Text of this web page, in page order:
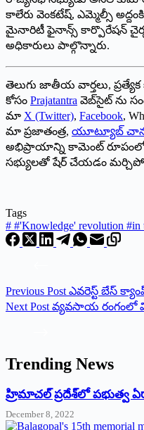
కాలేరు వెంకటేష్, ఎమ్మెల్సీ
మైనారిటీ ఫైనాన్స్ కార్పొరేషన్
అధికారులు పాల్గొన్నారు.
తెలుగు జాతీయ వార్తలు,
కోసం Prajatantra వెబ్‌సైట్ ను
మా X (Twitter), Facebook,
మా ప్రజాతంత్ర, యూట్యూబ్
అభిప్రాయాన్ని కామెంట్ రూపంలో
సభ్యులతో షేర్ చేయడం
Tags
# #'Knowledge' revolution #in
Previous Post ఎవరెస్ట్ బేస్
Next Post వ్యవసాయ రంగంలో
Trending News
‌హ్రిమాచల్‌ ‌ప్రదేశ్‌లో పభుత్వ
December 8, 2022